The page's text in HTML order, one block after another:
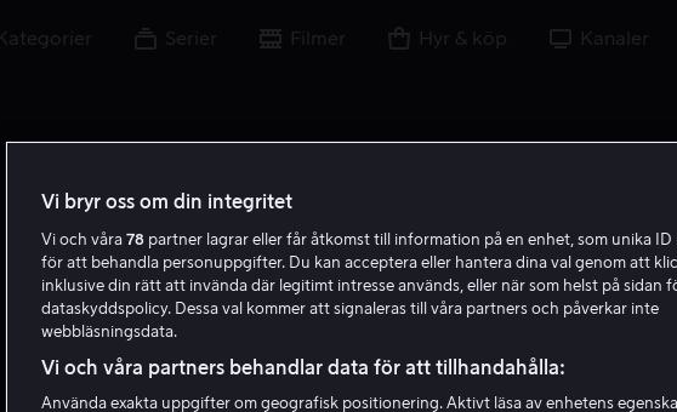
Kategorier Serier Filmer Hyr & köp Kanaler
R D
Vi bryr oss om din integritet
Vi och våra 78 partner lagrar eller får åtkomst till information på en enhet, som unika ID
för att behandla personuppgifter. Du kan acceptera eller hantera dina val genom att
inklusive din rätt att invända där legitimt intresse används, eller när som helst på sidan
dataskyddspolicy. Dessa val kommer att signaleras till våra partners och påverkar inte
webbläsningsdata.
Vi och våra partners behandlar data för att tillhandahålla:
Använda exakta uppgifter om geografisk positionering. Aktivt läsa av enhetens